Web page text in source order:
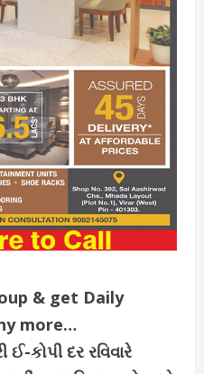
& get Daily
more…
કોપી દર રવિવારે